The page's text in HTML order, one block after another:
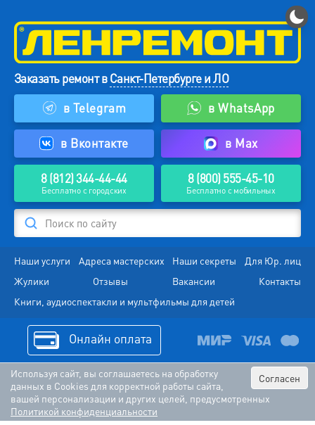
Заказать ремонт вСанкт-Петербурге и ЛО
в Telegram
в WhatsApp
в Вконтакте в Max
8 (812) 344-44-44
Бесплатно с городских
8 (800) 555-45-10
Бесплатно с мобильных
Поиск по сайту
Наши услуги Адреса мастерских Наши секреты
Для Юр. лиц
Жулики
Отзывы Вакансии
Контакты
Книги, аудиоспектакли и мультфильмы для детей
Онлайн оплата
Согласен
Используя сайт, вы соглашаетесь на обработку
данных в Cookies для корректной работы сайта,
вашей персонализации и других целей, предусмотренных
Политикой конфиденциальности